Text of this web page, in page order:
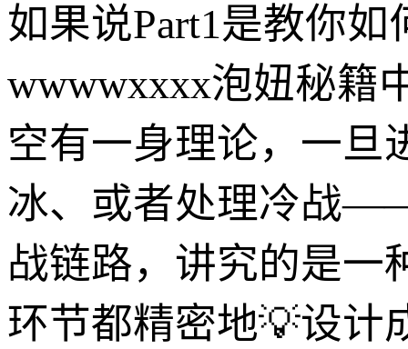
如果说Part1是教你
wwwwxxxx泡妞秘籍
空有一身理论，一
冰、或者处理冷战
战链路，讲究的是一
环节都精密地💡设计